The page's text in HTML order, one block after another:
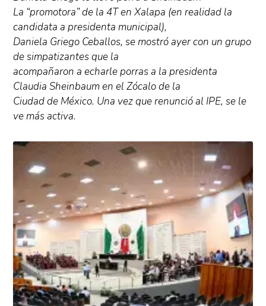
La “promotora” de la 4T en Xalapa (en realidad la
candidata a presidenta municipal),
Daniela Griego Ceballos, se mostró ayer con un grupo
de simpatizantes que la
acompañaron a echarle porras a la presidenta
Claudia Sheinbaum en el Zócalo de la
Ciudad de México. Una vez que renunció al IPE, se le
ve más activa.